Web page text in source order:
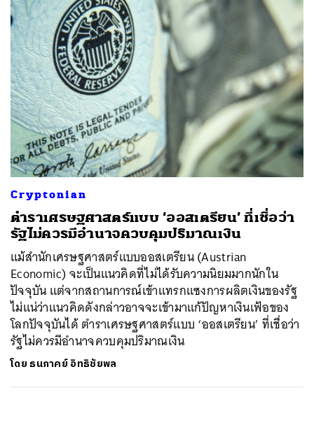
Cryptonian
ตำราเศรษฐศาสตร์แบบ ‘ออสเตรียน’ ที่เชื่อว่า
รัฐไม่ควรมีอำนาจควบคุมปริมาณเงิน
แม้สำนักเศรษฐศาสตร์แบบออสเตรียน (Austrian
Economic) จะเป็นแนวคิดที่ไม่ได้รับความนิยมมากนักใน
ปัจจุบัน แต่จากสถานการณ์เข้าแทรกแซงการผลิตเงินของรัฐ
ไม่แน่ว่าแนวคิดดังกล่าวอาจจะเข้ามาแก้ปัญหาเงินเฟ้อของ
โลกปัจจุบันได้ ตำราเศรษฐศาสตร์แบบ ‘ออสเตรียน’ ที่เชื่อว่า
รัฐไม่ควรมีอำนาจควบคุมปริมาณเงิน
โดย ธนภาคย์ อิทธิชัยพล
ค้นหา
SHARE